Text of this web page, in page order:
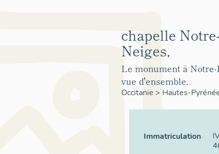
chapelle
Neiges,
Le monument à
vue d'ensemble.
Occitanie > Hautes-
Immatriculation